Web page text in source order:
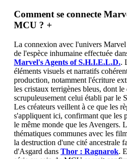
Comment se connecte
MCU ? +
La connexion avec l'univers
de l'espèce inhumaine effectuée
Marvel's Agents of S.H.I.E.L.D..
éléments visuels et narratifs
production, notamment l'écriture
les cristaux terrigènes bleus, dont le
scrupuleusement celui établi par le
Les créateurs veillent à ce que les
s'appliquent ici, confirmant que les
le même monde que les Avengers.
thématiques communes avec les
la destruction d'une cité ancestrale
d'Asgard dans Thor : Ragnarok.